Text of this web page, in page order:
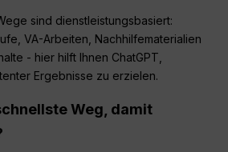
sind dienstleistungsbasiert:
VA-Arbeiten, Nachhilfematerialien
- hier hilft Ihnen ChatGPT,
Ergebnisse zu erzielen.
Weg, damit